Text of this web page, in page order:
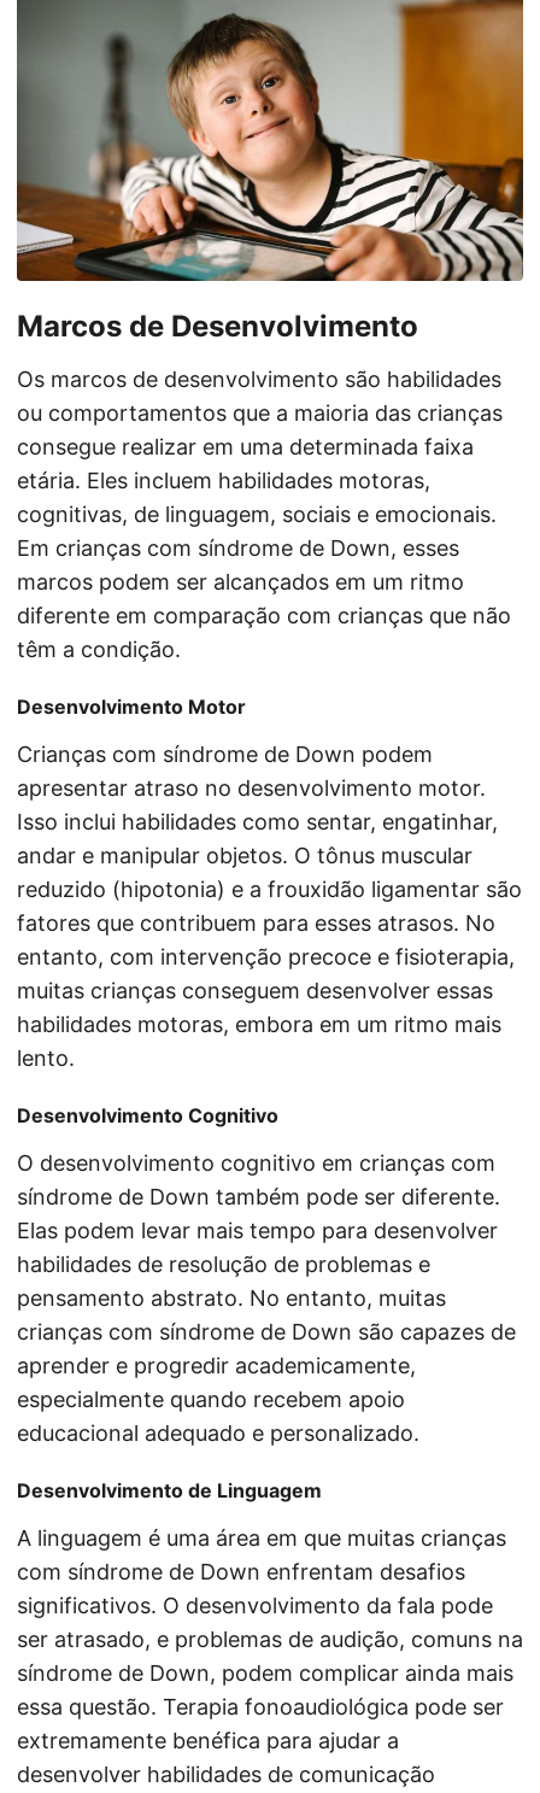
Marcos de Desenvolvimento
Os marcos de desenvolvimento são habilidades
ou comportamentos que a maioria das crianças
consegue realizar em uma determinada faixa
etária. Eles incluem habilidades motoras,
cognitivas, de linguagem, sociais e emocionais.
Em crianças com síndrome de Down, esses
marcos podem ser alcançados em um ritmo
diferente em comparação com crianças que não
têm a condição.
Desenvolvimento Motor
Crianças com síndrome de Down podem
apresentar atraso no desenvolvimento motor.
Isso inclui habilidades como sentar, engatinhar,
andar e manipular objetos. O tônus muscular
reduzido (hipotonia) e a frouxidão ligamentar são
fatores que contribuem para esses atrasos. No
entanto, com intervenção precoce e fisioterapia,
muitas crianças conseguem desenvolver essas
habilidades motoras, embora em um ritmo mais
lento.
Desenvolvimento Cognitivo
O desenvolvimento cognitivo em crianças com
síndrome de Down também pode ser diferente.
Elas podem levar mais tempo para desenvolver
habilidades de resolução de problemas e
pensamento abstrato. No entanto, muitas
crianças com síndrome de Down são capazes de
aprender e progredir academicamente,
especialmente quando recebem apoio
educacional adequado e personalizado.
Desenvolvimento de Linguagem
A linguagem é uma área em que muitas crianças
com síndrome de Down enfrentam desafios
significativos. O desenvolvimento da fala pode
ser atrasado, e problemas de audição, comuns na
síndrome de Down, podem complicar ainda mais
essa questão. Terapia fonoaudiológica pode ser
extremamente benéfica para ajudar a
desenvolver habilidades de comunicação